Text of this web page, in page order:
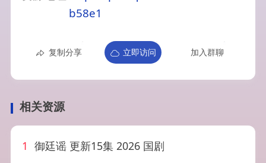
b58e1
复制分享 立即访问 加入群聊
相关资源
1 御廷谣 更新15集 2026 国剧